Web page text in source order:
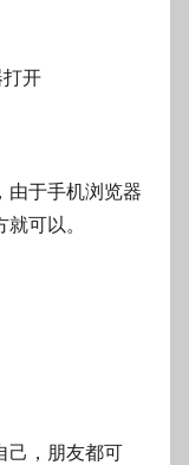
开
由于手机浏览器
可以。
己，朋友都可